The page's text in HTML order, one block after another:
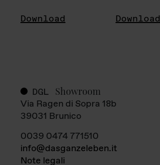
Download Download
DGL Showroom
Via Ragen di Sopra 18b
39031 Brunico
0039 0474 771510
info@dasganzeleben.it
Note legali